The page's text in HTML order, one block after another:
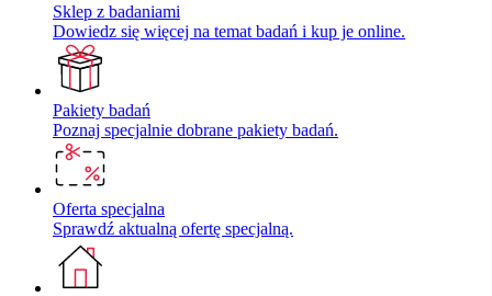
Sklep z badaniami
Dowiedz się więcej na temat badań i kup je online.
Pakiety badań
Poznaj specjalnie dobrane pakiety badań.
Oferta specjalna
Sprawdź aktualną ofertę specjalną.